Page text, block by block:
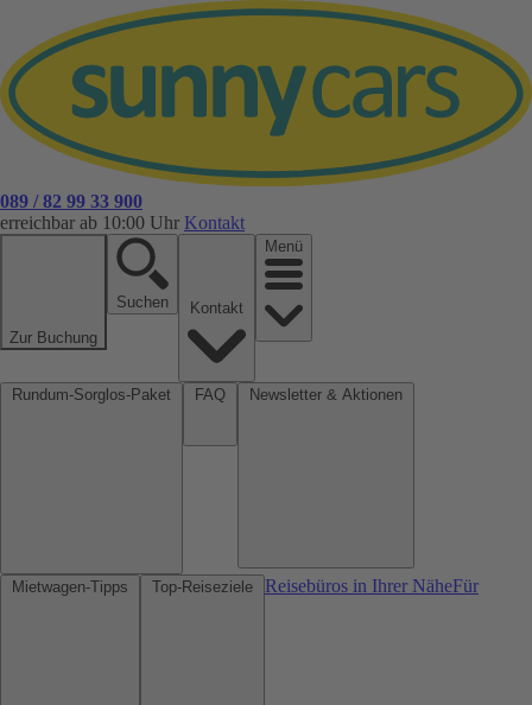
089 / 82 99 33 900
erreichbar ab 10:00 Uhr Kontakt
Zur Buchung
Suchen
Menü
Reisebüros in Ihrer NäheFür